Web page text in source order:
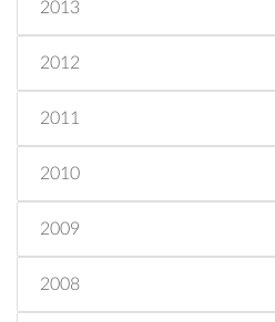
2013
2012
2011
2010
2009
2008